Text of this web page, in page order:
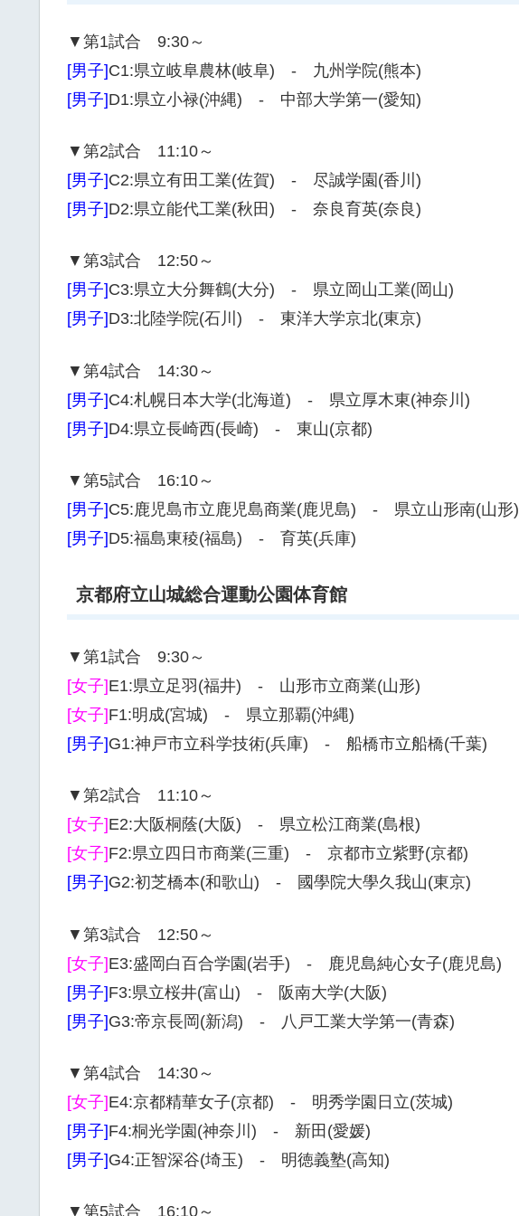
▼第1試合 9:30～
[男子]C1:県立岐阜農林(岐阜) - 九州学院(熊本)
[男子]D1:県立小禄(沖縄) - 中部大学第一(愛知)
▼第2試合 11:10～
[男子]C2:県立有田工業(佐賀) - 尽誠学園(香川)
[男子]D2:県立能代工業(秋田) - 奈良育英(奈良)
▼第3試合 12:50～
[男子]C3:県立大分舞鶴(大分) - 県立岡山工業(岡山)
[男子]D3:北陸学院(石川) - 東洋大学京北(東京)
▼第4試合 14:30～
[男子]C4:札幌日本大学(北海道) - 県立厚木東(神奈川)
[男子]D4:県立長崎西(長崎) - 東山(京都)
▼第5試合 16:10～
[男子]C5:鹿児島市立鹿児島商業(鹿児島) - 県立山形南(山形)
[男子]D5:福島東稜(福島) - 育英(兵庫)
京都府立山城総合運動公園体育館
▼第1試合 9:30～
[女子]E1:県立足羽(福井) - 山形市立商業(山形)
[女子]F1:明成(宮城) - 県立那覇(沖縄)
[男子]G1:神戸市立科学技術(兵庫) - 船橋市立船橋(千葉)
▼第2試合 11:10～
[女子]E2:大阪桐蔭(大阪) - 県立松江商業(島根)
[女子]F2:県立四日市商業(三重) - 京都市立紫野(京都)
[男子]G2:初芝橋本(和歌山) - 國學院大學久我山(東京)
▼第3試合 12:50～
[女子]E3:盛岡白百合学園(岩手) - 鹿児島純心女子(鹿児島)
[男子]F3:県立桜井(富山) - 阪南大学(大阪)
[男子]G3:帝京長岡(新潟) - 八戸工業大学第一(青森)
▼第4試合 14:30～
[女子]E4:京都精華女子(京都) - 明秀学園日立(茨城)
[男子]F4:桐光学園(神奈川) - 新田(愛媛)
[男子]G4:正智深谷(埼玉) - 明徳義塾(高知)
▼第5試合 16:10～